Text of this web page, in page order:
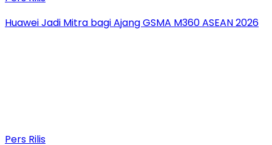
Huawei Jadi Mitra bagi Ajang GSMA M360 ASEAN 2026
Pers Rilis